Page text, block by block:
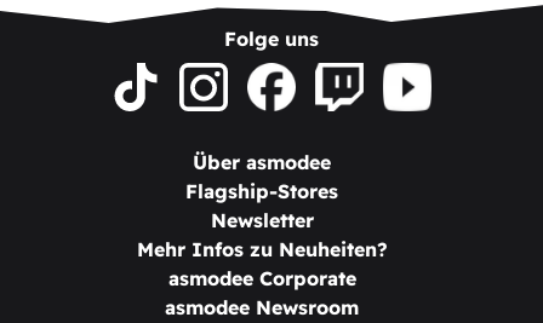
Folge uns
Über asmodee
Flagship-Stores
Newsletter
Mehr Infos zu Neuheiten?
asmodee Corporate
asmodee Newsroom